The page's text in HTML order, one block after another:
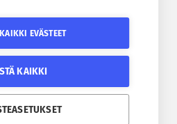
EVÄSTEET
KAIKKI
uutiskirje
Facebook
SEURAA EPANETIA
Epanetin Twitter